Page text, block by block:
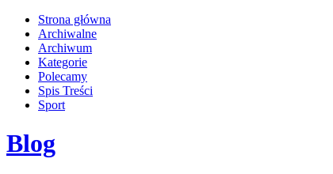
Strona główna
Archiwalne
Archiwum
Kategorie
Polecamy
Spis Treści
Sport
Blog